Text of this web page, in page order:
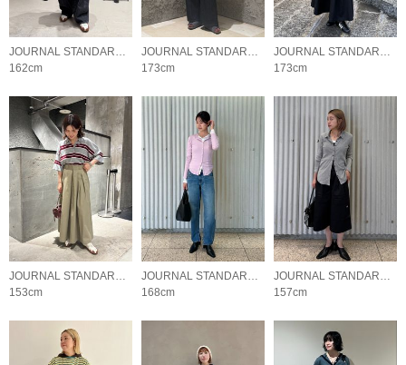
JOURNAL STANDARD LADYS
162cm
JOURNAL STANDARD LADYS
173cm
JOURNAL STANDARD LADYS
173cm
153cm
168cm
157cm